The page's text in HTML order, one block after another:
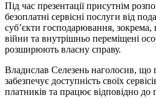
Під час презентації присутнім
безоплатні сервісні послуги від
суб’єкти господарювання, зокрема,
війни та внутрішньо переміщені
розширюють власну справу.
Владислав Селезень наголосив, що
забезпечує доступність своїх
платників та працює відповідно до